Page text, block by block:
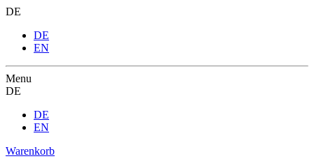
DE
DE
EN
Menu
DE
DE
EN
Warenkorb